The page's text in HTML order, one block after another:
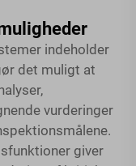
indeholder
det muligt at
vurderinger
giver